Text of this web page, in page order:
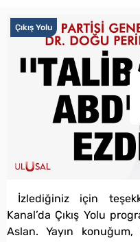
Çıkış Yolu
İzlediğiniz için
Kanal’da Çıkış Yolu
Aslan. Yayın